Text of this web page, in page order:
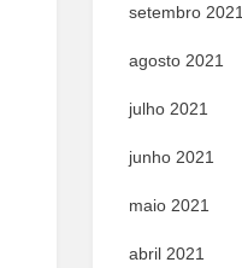
setembro 2021
agosto 2021
julho 2021
junho 2021
maio 2021
abril 2021